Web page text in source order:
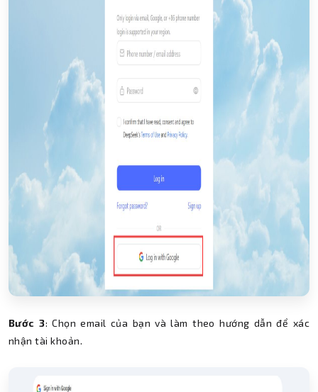
Bước 3: Chọn email của bạn và làm theo hướng dẫn để xác
nhận tài khoản.